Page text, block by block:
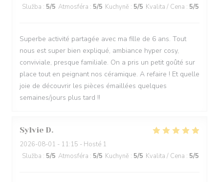
Služba : 5/5 Atmosféra : 5/5 Kuchyně : 5/5 Kvalita / Cena : 5/5
Superbe activité partagée avec ma fille de 6 ans. Tout
nous est super bien expliqué, ambiance hyper cosy,
conviviale, presque familiale. On a pris un petit goûté sur
place tout en peignant nos céramique. A refaire ! Et quelle
joie de découvrir les pièces émaillées quelques
semaines/jours plus tard !!
Sylvie D
2026-08-01 - 11:15 - Hosté 1
Služba : 5/5 Atmosféra : 5/5 Kuchyně : 5/5 Kvalita / Cena : 5/5